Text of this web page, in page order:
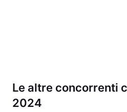
Le altre concorrenti
2024